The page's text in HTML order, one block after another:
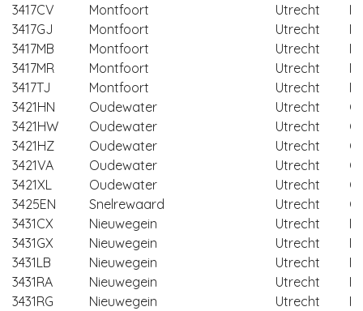
3417CV
Montfoort Utrecht
3417GJ
Montfoort Utrecht
3417MB
Montfoort Utrecht
3417MR
Montfoort Utrecht
3417TJ
Montfoort Utrecht
3421HN
Oudewater Utrecht
3421HW
Oudewater Utrecht
3421HZ
Oudewater Utrecht
3421VA
Oudewater Utrecht
3421XL
Oudewater Utrecht
3425EN
Snelrewaard Utrecht
3431CX
Nieuwegein Utrecht
3431GX
Nieuwegein Utrecht
3431LB
Nieuwegein Utrecht
3431RA
Nieuwegein Utrecht
3431RG
Nieuwegein Utrecht